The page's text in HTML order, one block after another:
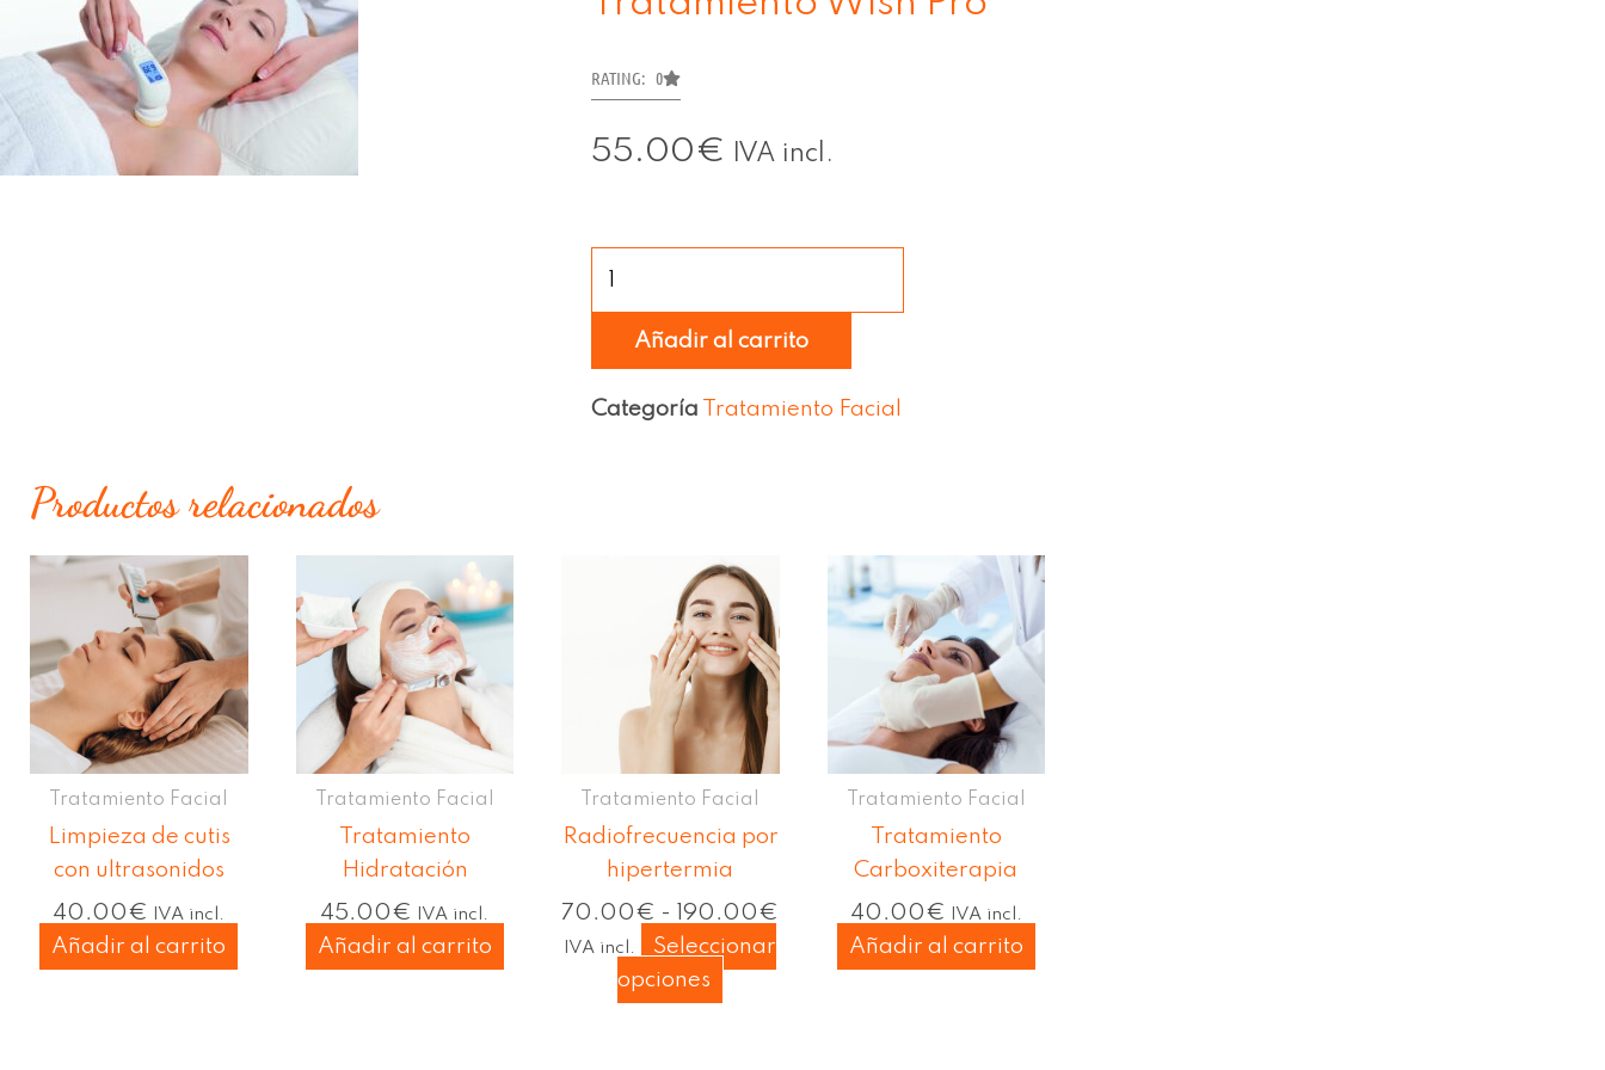
RATING: 0
55.00€ IVA incl.
Añadir al carrito
Categoría Tratamiento Facial
Productos relacionados
Tratamiento Facial
Limpieza de cutis
con ultrasonidos
40.00€ IVA incl.
Añadir al carrito
Tratamiento Facial
Tratamiento
Hidratación
45.00€ IVA incl.
Añadir al carrito
Tratamiento Facial
Radiofrecuencia por
hipertermia
70.00€ - 190.00€
Rango
precios:
desde
70.00€
hasta
190.00€
IVA incl.
Seleccionar
opciones
Este
producto
tiene
múltiples
variantes.
Las
opciones
se
pueden
elegir
en
la
página
de
Tratamiento Facial
Tratamiento
Carboxiterapia
40.00€ IVA incl.
Añadir al carrito